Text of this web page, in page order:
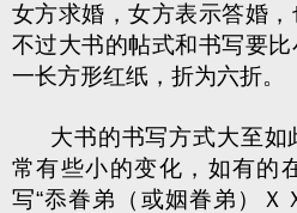
女方求婚，女方表示答婚，
不过大书的帖式和书写要
一长方形红纸，折为六折。
大书的书写方式大至如
常有些小的变化，如有的
写“忝眷弟（或姻眷弟）Ｘ